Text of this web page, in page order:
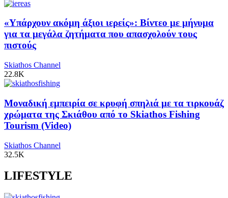
«Υπάρχουν ακόμη άξιοι ιερείς»: Βίντεο με μήνυμα
για τα μεγάλα ζητήματα που απασχολούν τους
πιστούς
Skiathos Channel
22.8K
Μοναδική εμπειρία σε κρυφή σπηλιά με τα τιρκουάζ
χρώματα της Σκιάθου από το Skiathos Fishing
Tourism (Video)
Skiathos Channel
32.5K
LIFESTYLE